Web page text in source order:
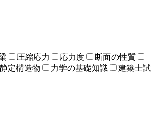
圧縮応力 応力度
断面の性質
静定構造物 力学の基礎知識
建築士試